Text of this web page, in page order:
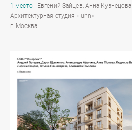
1 место- Евгений Зайцев, Анна Кузнецова
Архитектурная студия «lunn»
г. Москва